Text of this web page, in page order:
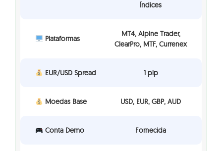
Índices
Plataformas
MT4, Alpine Trader,
ClearPro, MTF, Currenex
EUR/USD Spread 1 pip
Moedas Base USD, EUR, GBP, AUD
Conta Demo Fornecida